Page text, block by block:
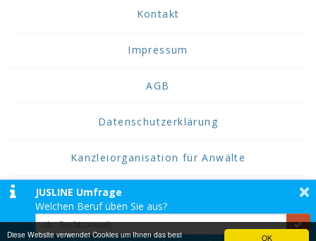
OK
Diese Website verwendet Cookies um Ihnen das best
Kontakt
Impressum
AGB
Datenschutzerklärung
Kanzleiorganisation für Anwälte
JUSLINE® ist eine Marke der ADVOKAT
Unternehmensberatung Greiter & Greiter GmbH.
×
JUSLINE Umfrage
Welchen Beruf üben Sie aus?